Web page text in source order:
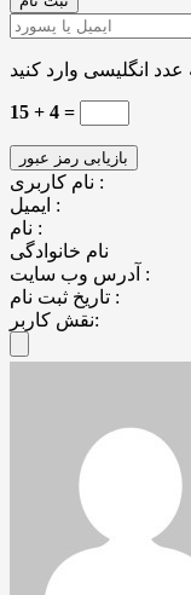
15 + 4 =
نام کاربری :
ایمیل :
نام :
نام خانوادگی
آدرس وب سایت :
تاریخ ثبت نام :
نقش کاربر: